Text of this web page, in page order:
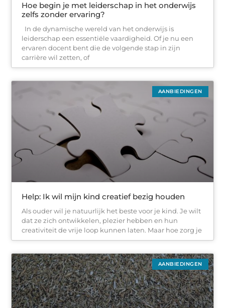
Hoe begin je met leiderschap in het onderwijs
zelfs zonder ervaring?
In de dynamische wereld van het onderwijs is
leiderschap een essentiële vaardigheid. Of je nu een
ervaren docent bent die de volgende stap in zijn
carrière wil zetten, of
AANBIEDINGEN
Help: Ik wil mijn kind creatief bezig houden
Als ouder wil je natuurlijk het beste voor je kind. Je wilt
dat ze zich ontwikkelen, plezier hebben en hun
creativiteit de vrije loop kunnen laten. Maar hoe zorg je
AANBIEDINGEN